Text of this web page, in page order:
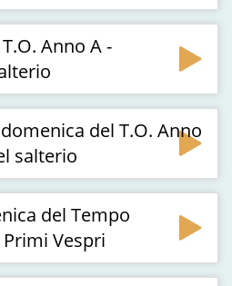
Anno A -
del T.O. Anno
salterio
del Tempo
Vespri